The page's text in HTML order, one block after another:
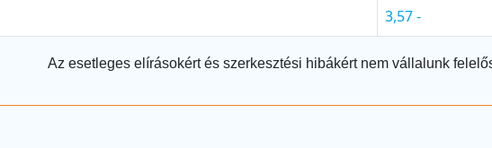
3,57 -
Az esetleges elírásokért és szerkesztési hibákért nem vállalunk